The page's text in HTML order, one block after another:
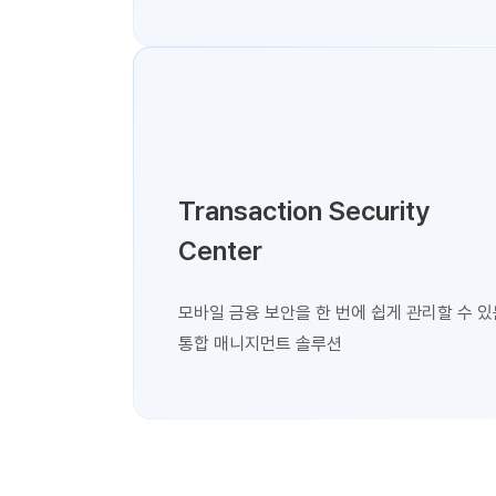
Transaction Security
Center
모바일 금융 보안을 한 번에 쉽게 관리할 수 있
통합 매니지먼트 솔루션